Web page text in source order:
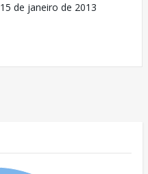
15 de janeiro de 2013